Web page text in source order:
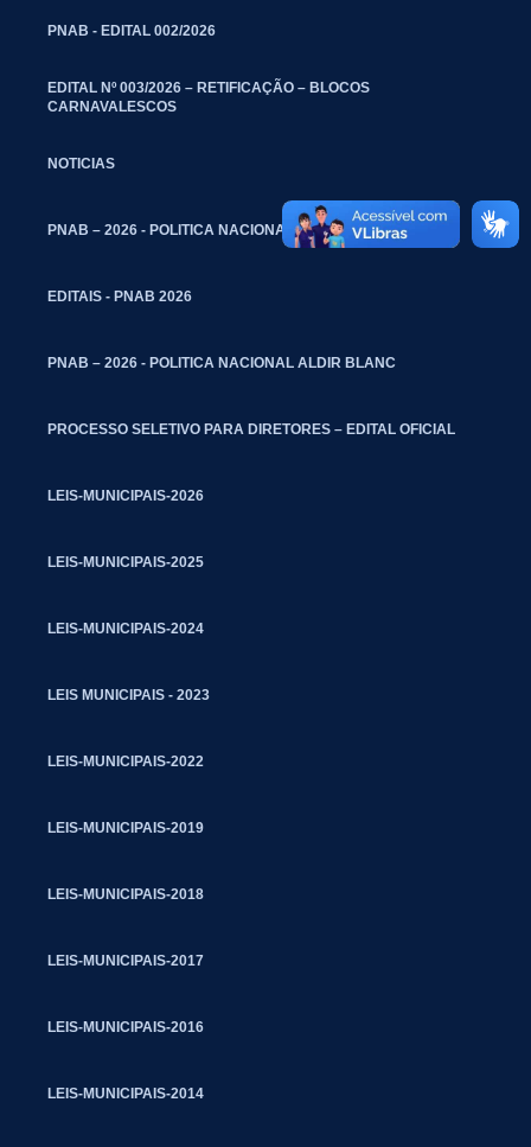
PNAB - EDITAL 002/2026
EDITAL Nº 003/2026 – RETIFICAÇÃO – BLOCOS
CARNAVALESCOS
NOTICIAS
PNAB – 2026 - POLITICA NACIONAL ALDIR BLANC
EDITAIS - PNAB 2026
PNAB – 2026 - POLITICA NACIONAL ALDIR BLANC
PROCESSO SELETIVO PARA DIRETORES – EDITAL OFICIAL
LEIS-MUNICIPAIS-2026
LEIS-MUNICIPAIS-2025
LEIS-MUNICIPAIS-2024
LEIS MUNICIPAIS - 2023
LEIS-MUNICIPAIS-2022
LEIS-MUNICIPAIS-2019
LEIS-MUNICIPAIS-2018
LEIS-MUNICIPAIS-2017
LEIS-MUNICIPAIS-2016
LEIS-MUNICIPAIS-2014